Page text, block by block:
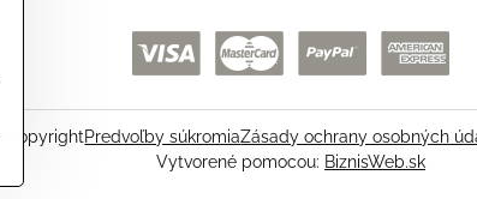
CopyrightPredvoľby súkromiaZásady ochrany osobných
Vytvorené pomocou: BiznisWeb.sk